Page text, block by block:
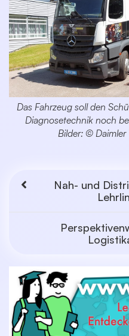
Das Fahrzeug soll den
Diagnosetechnik noch
Bilder: © Daimler
Nah- und